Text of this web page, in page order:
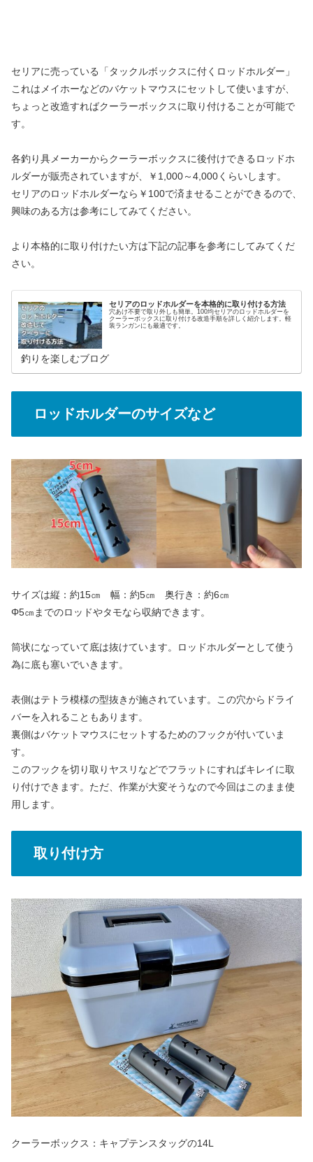
セリアに売っている「タックルボックスに付くロッドホルダー」
これはメイホーなどのバケットマウスにセットして使いますが、
ちょっと改造すればクーラーボックスに取り付けることが可能で
す。
各釣り具メーカーからクーラーボックスに後付けできるロッドホ
ルダーが販売されていますが、￥1,000～4,000くらいします。
セリアのロッドホルダーなら￥100で済ませることができるので、
興味のある方は参考にしてみてください。
より本格的に取り付けたい方は下記の記事を参考にしてみてくだ
さい。
セリアのロッドホルダーを本格的に取り付ける方法
穴あけ不要で取り外しも簡単。100均セリアのロッドホルダーを
クーラーボックスに取り付ける改造手順を詳しく紹介します。軽
装ランガンにも最適です。
釣りを楽しむブログ
ロッドホルダーのサイズなど
サイズは縦：約15㎝ 幅：約5㎝ 奥行き：約6㎝
Φ5㎝までのロッドやタモなら収納できます。
筒状になっていて底は抜けています。ロッドホルダーとして使う
為に底も塞いでいきます。
表側はテトラ模様の型抜きが施されています。この穴からドライ
バーを入れることもあります。
裏側はバケットマウスにセットするためのフックが付いていま
す。
このフックを切り取りヤスリなどでフラットにすればキレイに取
り付けできます。ただ、作業が大変そうなので今回はこのまま使
用します。
取り付け方
クーラーボックス：キャプテンスタッグの14L